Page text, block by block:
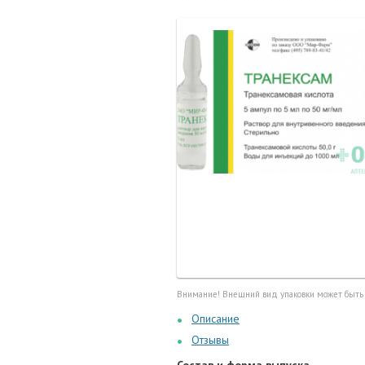
Мед.
Очки
Перчатки,
Тесты,
Шприцы,
Внимание! Внешний вид упаковки может
Описание
Отзывы